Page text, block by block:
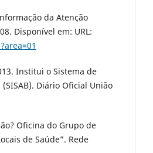
da Atenção
Disponível em: URL:
Institui o Sistema de
Diário Oficial União
Oficina do Grupo de
de Saúde”. Rede